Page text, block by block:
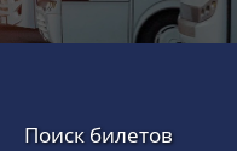
Поиск билетов